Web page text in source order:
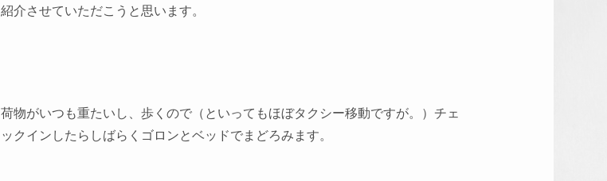
紹介させていただこうと思います。
荷物がいつも重たいし、歩くので（といってもほぼタクシー移動ですが。）チェ
ックインしたらしばらくゴロンとベッドでまどろみます。